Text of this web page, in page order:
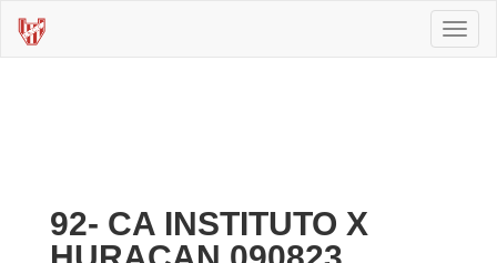
92- CA INSTITUTO X